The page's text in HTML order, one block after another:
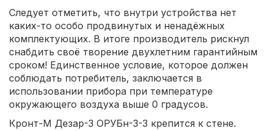
Следует отметить, что внутри устройства нет
каких-то особо продвинутых и ненадёжных
комплектующих. В итоге производитель рискнул
снабдить своё творение двухлетним гарантийным
сроком! Единственное условие, которое должен
соблюдать потребитель, заключается в
использовании прибора при температуре
окружающего воздуха выше 0 градусов.
Кронт-М Дезар-3 ОРУБн-3-3 крепится к стене.